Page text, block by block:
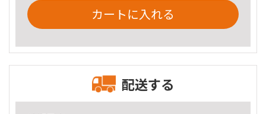
カートに入れる
配送する